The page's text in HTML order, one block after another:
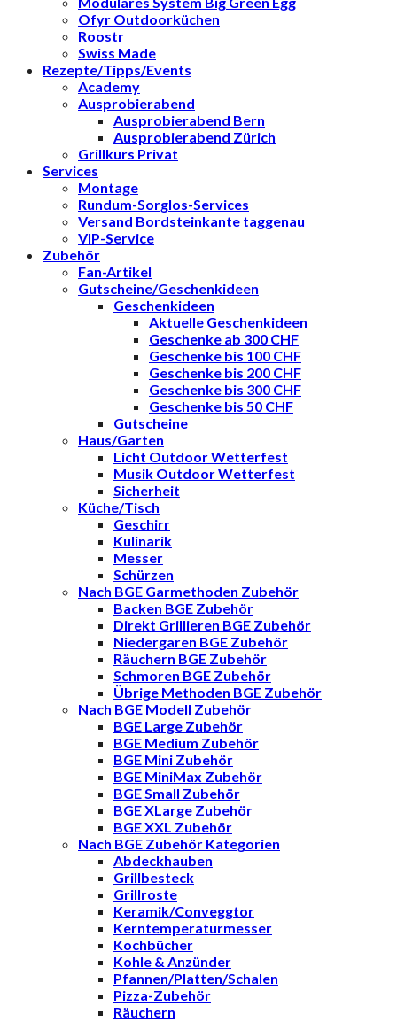
Ofyr Outdoorküchen
Roostr
Swiss Made
Rezepte/Tipps/Events
Academy
Ausprobierabend
Ausprobierabend Bern
Ausprobierabend Zürich
Grillkurs Privat
Services
Montage
Rundum-Sorglos-Services
Versand Bordsteinkante taggenau
VIP-Service
Zubehör
Fan-Artikel
Gutscheine/Geschenkideen
Geschenkideen
Aktuelle Geschenkideen
Geschenke ab 300 CHF
Geschenke bis 100 CHF
Geschenke bis 200 CHF
Geschenke bis 300 CHF
Geschenke bis 50 CHF
Gutscheine
Haus/Garten
Licht Outdoor Wetterfest
Musik Outdoor Wetterfest
Sicherheit
Küche/Tisch
Geschirr
Kulinarik
Messer
Schürzen
Nach BGE Garmethoden Zubehör
Backen BGE Zubehör
Direkt Grillieren BGE Zubehör
Niedergaren BGE Zubehör
Räuchern BGE Zubehör
Schmoren BGE Zubehör
Übrige Methoden BGE Zubehör
Nach BGE Modell Zubehör
BGE Large Zubehör
BGE Medium Zubehör
BGE Mini Zubehör
BGE MiniMax Zubehör
BGE Small Zubehör
BGE XLarge Zubehör
BGE XXL Zubehör
Nach BGE Zubehör Kategorien
Abdeckhauben
Grillbesteck
Grillroste
Keramik/Conveggtor
Kerntemperaturmesser
Kochbücher
Kohle & Anzünder
Pfannen/Platten/Schalen
Pizza-Zubehör
Räuchern